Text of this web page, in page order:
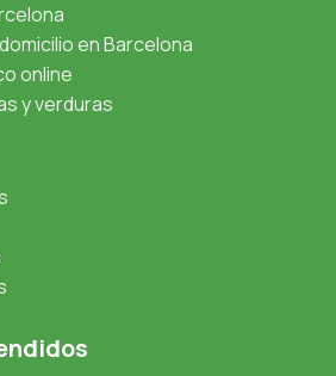
en Barcelona
online
y verduras